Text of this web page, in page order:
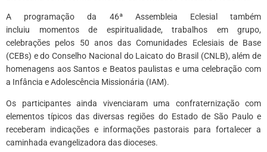
A programação da 46ª Assembleia Eclesial também
incluiu momentos de espiritualidade, trabalhos em grupo,
celebrações pelos 50 anos das Comunidades Eclesiais de Base
(CEBs) e do Conselho Nacional do Laicato do Brasil (CNLB), além de
homenagens aos Santos e Beatos paulistas e uma celebração com
a Infância e Adolescência Missionária (IAM).
Os participantes ainda vivenciaram uma confraternização com
elementos típicos das diversas regiões do Estado de São Paulo e
receberam indicações e informações pastorais para fortalecer a
caminhada evangelizadora das dioceses.